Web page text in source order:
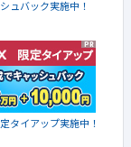
ュバック実施中！
タイアップ実施中！